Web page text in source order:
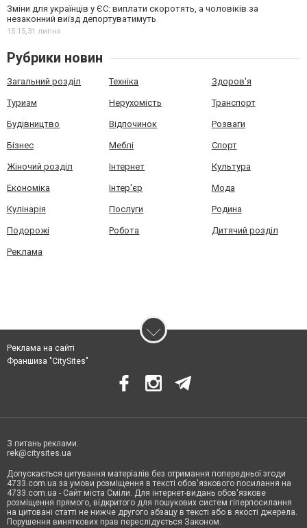
Зміни для українців у ЄС: виплати скоротять, а чоловіків за
незаконний виїзд депортуватимуть
15:15,31 липня
Рубрики новин
Загальний розділ Техніка Здоров'я
Туризм Нерухомість Транспорт
Будівництво Відпочинок Розваги
Бізнес Меблі Спорт
Жіночий розділ Інтернет Культура
Економіка Інтер'єр Мода
Кулінарія Послуги Родина
Подорожі Робота Дитячий розділ
Реклама
Реклама на сайті
Франшиза "CitySites"
З питань реклами:
rek@citysites.ua
Допускається цитування матеріалів без отримання попередньої згоди
4733.com.ua за умови розміщення в тексті обов'язкового посилання на
4733.com.ua - Сайт міста Сміли. Для інтернет-видань обов'язкове
розміщення прямого, відкритого для пошукових систем гіперпосилання
на цитовані статті не нижче другого абзацу в тексті або в якості джерела.
Порушення виняткових прав переслідується Законом.